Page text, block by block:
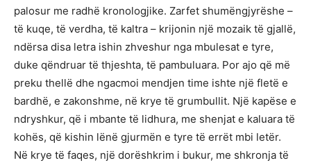
palosur me radhë kronologjike. Zarfet shumëngjyrëshe –
të kuqe, të verdha, të kaltra – krijonin një mozaik të gjallë,
ndërsa disa letra ishin zhveshur nga mbulesat e tyre,
duke qëndruar të thjeshta, të pambuluara. Por ajo që më
preku thellë dhe ngacmoi mendjen time ishte një fletë e
bardhë, e zakonshme, në krye të grumbullit. Një kapëse e
ndryshkur, që i mbante të lidhura, me shenjat e kaluara të
kohës, që kishin lënë gjurmën e tyre të errët mbi letër.
Në krye të faqes, një dorëshkrim i bukur, me shkronja të